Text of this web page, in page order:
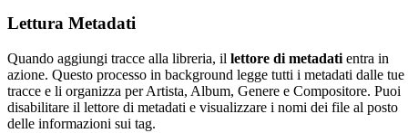
Lettura Metadati
Quando aggiungi tracce alla libreria, il lettore di metadati entra in
azione. Questo processo in background legge tutti i metadati dalle tue
tracce e li organizza per Artista, Album, Genere e Compositore. Puoi
disabilitare il lettore di metadati e visualizzare i nomi dei file al posto
delle informazioni sui tag.